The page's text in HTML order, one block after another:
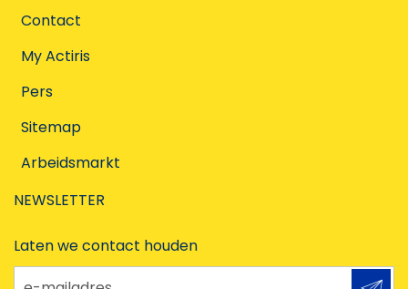
Contact
My Actiris
Pers
Sitemap
Arbeidsmarkt
NEWSLETTER
Laten we contact houden
e-mailadres